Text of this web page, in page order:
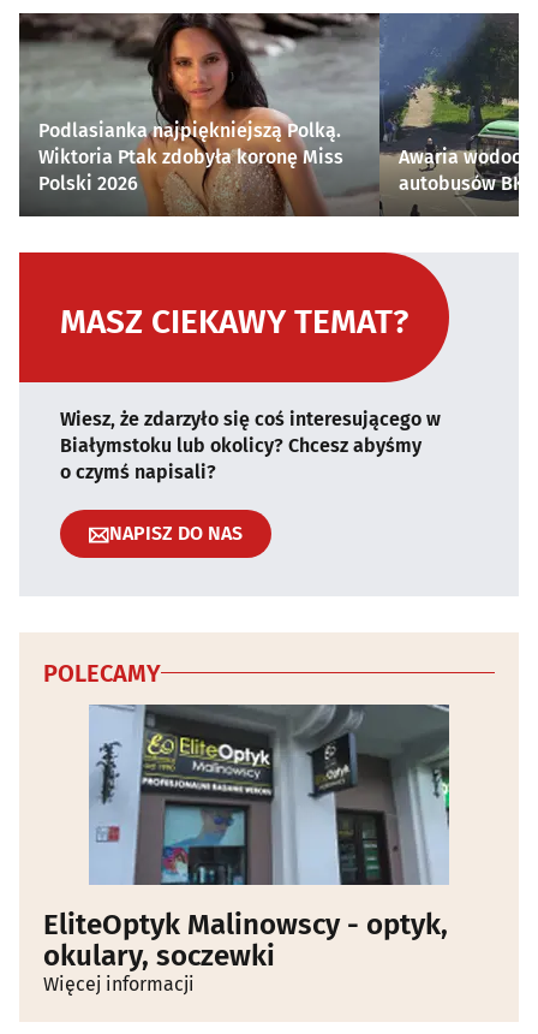
Podlasianka najpiękniejszą Polką.
Wiktoria Ptak zdobyła koronę Miss
Polski 2026
Awaria
autobusów
MASZ CIEKAWY TEMAT?
Wiesz, że zdarzyło się coś interesującego w
Białymstoku lub okolicy? Chcesz abyśmy
o czymś napisali?
NAPISZ DO NAS
POLECAMY
EliteOptyk Malinowscy - optyk,
okulary, soczewki
Więcej informacji